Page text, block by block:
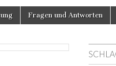
Fragen und Antworten